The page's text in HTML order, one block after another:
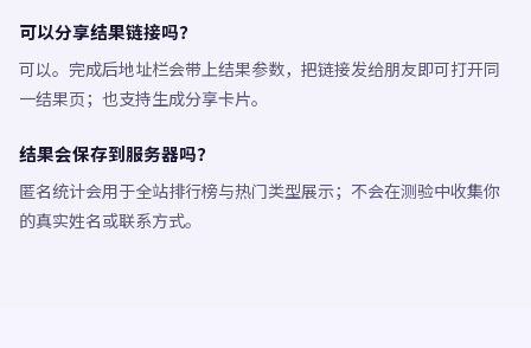
可以分享结果链接吗？
可以。完成后地址栏会带上结果参数，把链接发给朋友即可打开同
一结果页；也支持生成分享卡片。
结果会保存到服务器吗？
匿名统计会用于全站排行榜与热门类型展示；不会在测验中收集你
的真实姓名或联系方式。